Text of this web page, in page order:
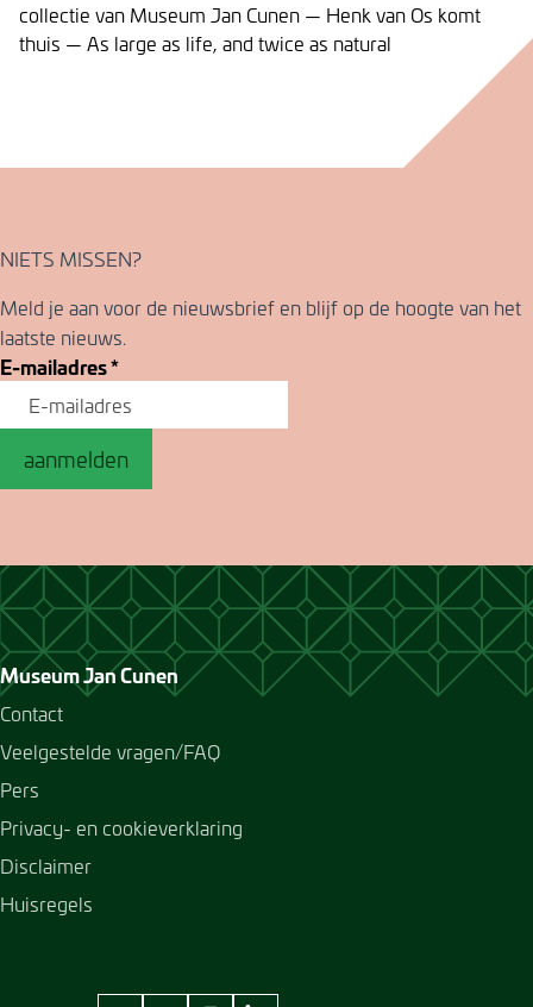
collectie van Museum Jan Cunen — Henk van Os komt
thuis — As large as life, and twice as natural
NIETS MISSEN?
Meld je aan voor de nieuwsbrief en blijf op de hoogte van het
laatste nieuws.
E-mailadres*
aanmelden
Museum Jan Cunen
Contact
Veelgestelde vragen/FAQ
Pers
Privacy- en cookieverklaring
Disclaimer
Huisregels